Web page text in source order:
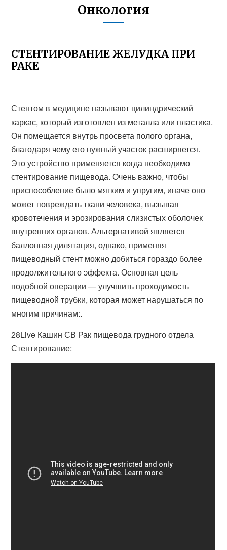
Онкология
СТЕНТИРОВАНИЕ ЖЕЛУДКА ПРИ
РАКЕ
Стентом в медицине называют цилиндрический
каркас, который изготовлен из металла или пластика.
Он помещается внутрь просвета полого органа,
благодаря чему его нужный участок расширяется.
Это устройство применяется когда необходимо
стентирование пищевода. Очень важно, чтобы
приспособление было мягким и упругим, иначе оно
может повреждать ткани человека, вызывая
кровотечения и эрозирования слизистых оболочек
внутренних органов. Альтернативой является
баллонная дилятация, однако, применяя
пищеводный стент можно добиться гораздо более
продолжительного эффекта. Основная цель
подобной операции — улучшить проходимость
пищеводной трубки, которая может нарушаться по
многим причинам:.
28Live Кашин СВ Рак пищевода грудного отдела
Стентирование: